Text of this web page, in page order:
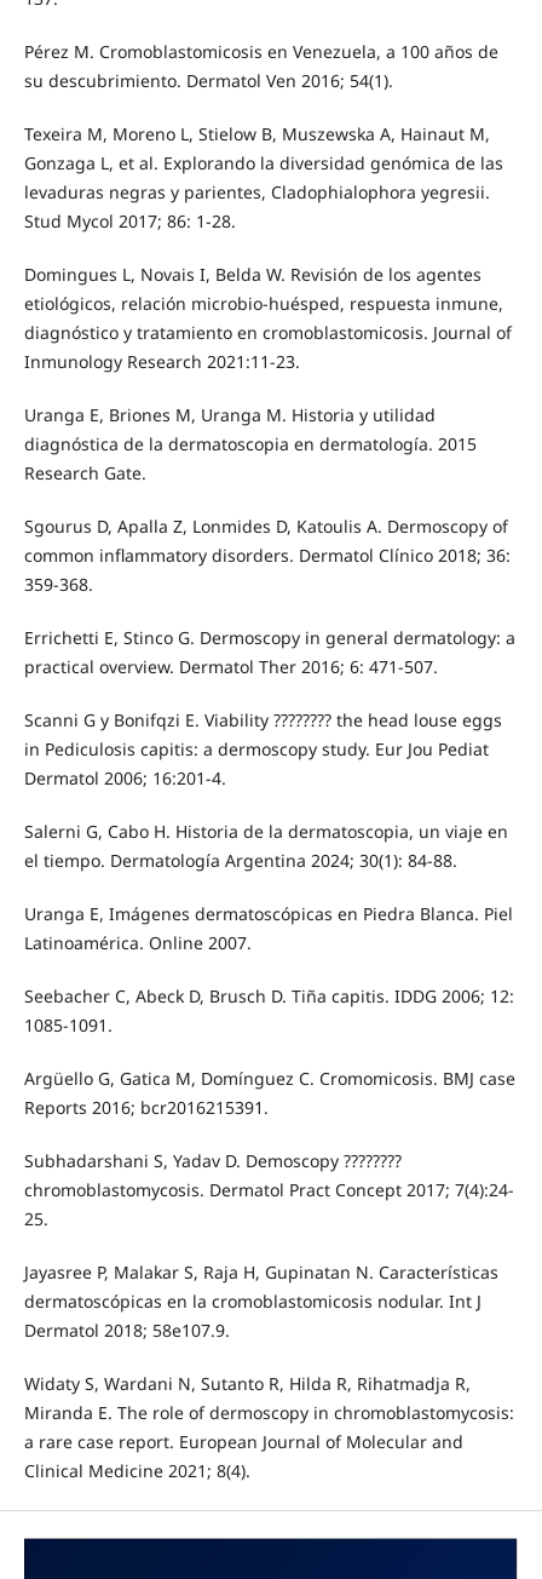
Pérez M. Cromoblastomicosis en Venezuela, a 100 años de
su descubrimiento. Dermatol Ven 2016; 54(1).
Texeira M, Moreno L, Stielow B, Muszewska A, Hainaut M,
Gonzaga L, et al. Explorando la diversidad genómica de las
levaduras negras y parientes, Cladophialophora yegresii.
Stud Mycol 2017; 86: 1-28.
Domingues L, Novais I, Belda W. Revisión de los agentes
etiológicos, relación microbio-huésped, respuesta inmune,
diagnóstico y tratamiento en cromoblastomicosis. Journal of
Inmunology Research 2021:11-23.
Uranga E, Briones M, Uranga M. Historia y utilidad
diagnóstica de la dermatoscopia en dermatología. 2015
Research Gate.
Sgourus D, Apalla Z, Lonmides D, Katoulis A. Dermoscopy of
common inflammatory disorders. Dermatol Clínico 2018; 36:
359-368.
Errichetti E, Stinco G. Dermoscopy in general dermatology: a
practical overview. Dermatol Ther 2016; 6: 471-507.
Scanni G y Bonifqzi E. Viability ???????? the head louse eggs
in Pediculosis capitis: a dermoscopy study. Eur Jou Pediat
Dermatol 2006; 16:201-4.
Salerni G, Cabo H. Historia de la dermatoscopia, un viaje en
el tiempo. Dermatología Argentina 2024; 30(1): 84-88.
Uranga E, Imágenes dermatoscópicas en Piedra Blanca. Piel
Latinoamérica. Online 2007.
Seebacher C, Abeck D, Brusch D. Tiña capitis. IDDG 2006; 12:
1085-1091.
Argüello G, Gatica M, Domínguez C. Cromomicosis. BMJ case
Reports 2016; bcr2016215391.
Subhadarshani S, Yadav D. Demoscopy ????????
chromoblastomycosis. Dermatol Pract Concept 2017; 7(4):24-
25.
Jayasree P, Malakar S, Raja H, Gupinatan N. Características
dermatoscópicas en la cromoblastomicosis nodular. Int J
Dermatol 2018; 58e107.9.
Widaty S, Wardani N, Sutanto R, Hilda R, Rihatmadja R,
Miranda E. The role of dermoscopy in chromoblastomycosis:
a rare case report. European Journal of Molecular and
Clinical Medicine 2021; 8(4).